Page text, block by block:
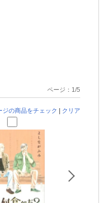
ページ：1/5
ジの商品をチェック クリア